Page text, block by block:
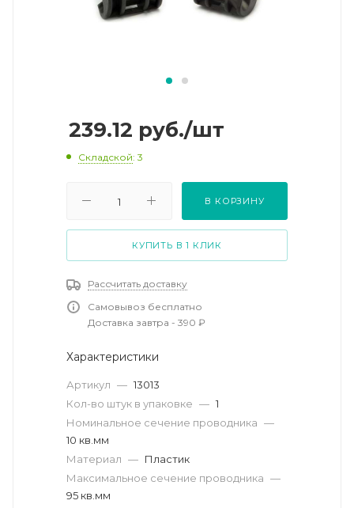
239.12 руб./шт
Складской: 3
В КОРЗИНУ
КУПИТЬ В 1 КЛИК
Рассчитать доставку
Самовывоз бесплатно
Доставка завтра - 390 ₽
Характеристики
Артикул — 13013
Кол-во штук в упаковке — 1
Номинальное сечение проводника —
10 кв.мм
Материал — Пластик
Максимальное сечение проводника —
95 кв.мм